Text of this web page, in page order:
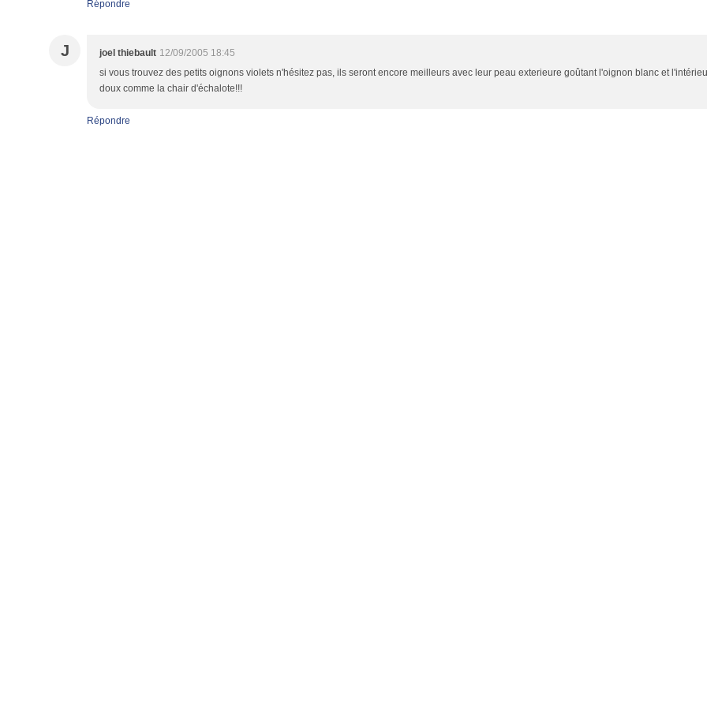
Répondre
J joel thiebault 12/09/2005 18:45
si vous trouvez des petits oignons violets n'hésitez pas, ils seront encore meilleurs avec leur peau exterieure goûtant l'oignon blanc et
doux comme la chair d'échalote!!!
Répondre